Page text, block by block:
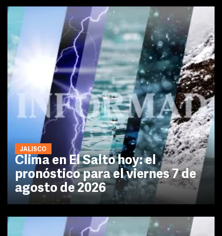
JALISCO
Clima en El Salto hoy: el
pronóstico para el viernes 7 de
agosto de 2026